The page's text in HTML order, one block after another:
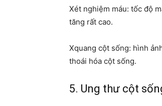
Xét nghiệm máu: tốc độ
tăng rất cao.
Xquang cột sống: hình
thoái hóa cột sống.
5. Ung thư cột